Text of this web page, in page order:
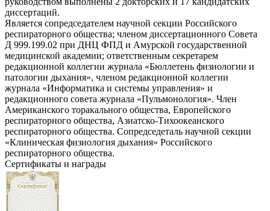
диссертаций.
Является сопредседателем научной секции Российского
респираторного общества; членом диссертационного Совета
Д 999.199.02 при ДНЦ ФПД и Амурской государственной
медицинской академии; ответственным секретарем
редакционной коллегии журнала «Бюллетень физиологии и
патологии дыхания», членом редакционной коллегии
журнала «Информатика и системы управления» и
редакционного совета журнала «Пульмонология». Член
Американского торакального общества, Европейского
респираторного общества, Азиатско-Тихоокеанского
респираторного общества. Сопредседеталь научной секции
«Клиническая физиология дыхания» Российского
респираторного общества.
Сертификаты и награды